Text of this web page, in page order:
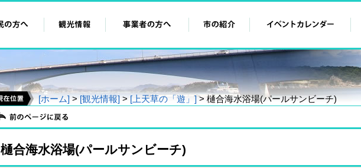
[ホーム] > [観光情報] > [上天草の「遊」]> 樋合海水浴場(パールサンビーチ)
樋合海水浴場(パールサンビーチ)